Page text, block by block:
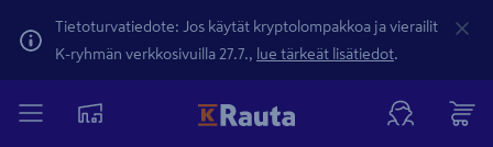
Tietoturvatiedote: Jos käytät kryptolompakkoa ja vierailit
K-ryhmän verkkosivuilla 27.7., lue tärkeät lisätiedot.